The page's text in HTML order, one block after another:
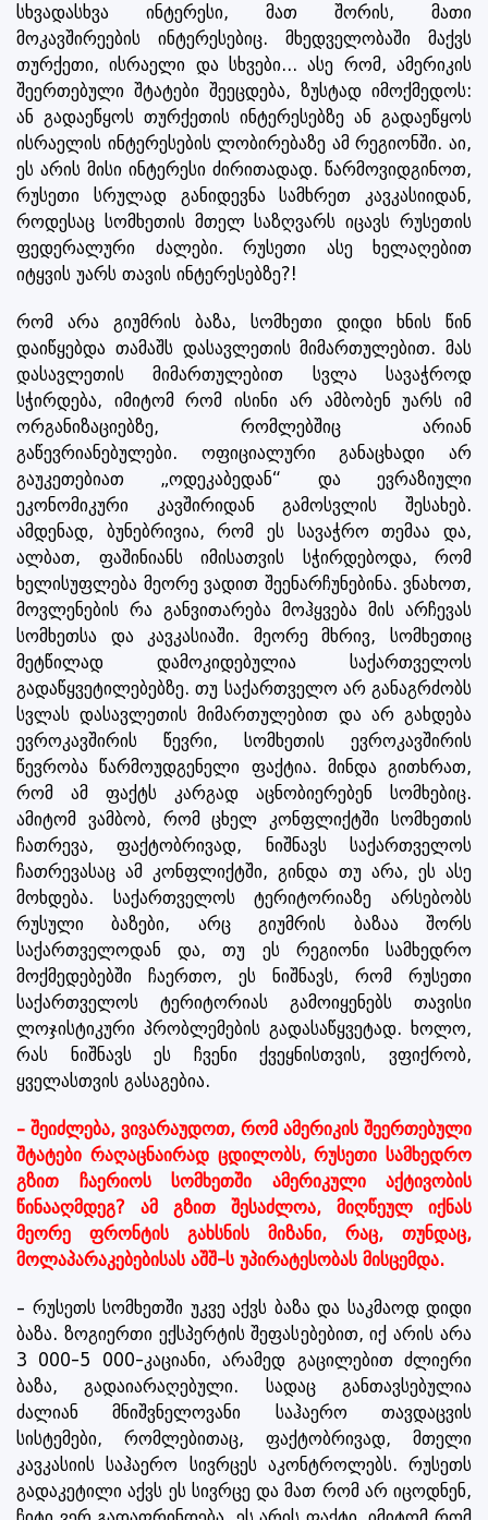
სხვადასხვა ინტერესი, მათ შორის, მათი
მოკავშირეების ინტერესებიც. მხედველობაში მაქვს
თურქეთი, ისრაელი და სხვები... ასე რომ, ამერიკის
შეერთებული შტატები შეეცდება, ზუსტად იმოქმედოს:
ან გადაეწყოს თურქეთის ინტერესებზე ან გადაეწყოს
ისრაელის ინტერესების ლობირებაზე ამ რეგიონში. აი,
ეს არის მისი ინტერესი ძირითადად. წარმოვიდგინოთ,
რუსეთი სრულად განიდევნა სამხრეთ კავკასიიდან,
როდესაც სომხეთის მთელ საზღვარს იცავს რუსეთის
ფედერალური ძალები. რუსეთი ასე ხელაღებით
იტყვის უარს თავის ინტერესებზე?!
რომ არა გიუმრის ბაზა, სომხეთი დიდი ხნის წინ
დაიწყებდა თამაშს დასავლეთის მიმართულებით. მას
დასავლეთის მიმართულებით სვლა სავაჭროდ
სჭირდება, იმიტომ რომ ისინი არ ამბობენ უარს იმ
ორგანიზაციებზე, რომლებშიც არიან
გაწევრიანებულები. ოფიციალური განაცხადი არ
გაუკეთებიათ „ოდეკაბედან“ და ევრაზიული
ეკონომიკური კავშირიდან გამოსვლის შესახებ.
ამდენად, ბუნებრივია, რომ ეს სავაჭრო თემაა და,
ალბათ, ფაშინიანს იმისათვის სჭირდებოდა, რომ
ხელისუფლება მეორე ვადით შეენარჩუნებინა. ვნახოთ,
მოვლენების რა განვითარება მოჰყვება მის არჩევას
სომხეთსა და კავკასიაში. მეორე მხრივ, სომხეთიც
მეტწილად დამოკიდებულია საქართველოს
გადაწყვეტილებებზე. თუ საქართველო არ განაგრძობს
სვლას დასავლეთის მიმართულებით და არ გახდება
ევროკავშირის წევრი, სომხეთის ევროკავშირის
წევრობა წარმოუდგენელი ფაქტია. მინდა გითხრათ,
რომ ამ ფაქტს კარგად აცნობიერებენ სომხებიც.
ამიტომ ვამბობ, რომ ცხელ კონფლიქტში სომხეთის
ჩათრევა, ფაქტობრივად, ნიშნავს საქართველოს
ჩათრევასაც ამ კონფლიქტში, გინდა თუ არა, ეს ასე
მოხდება. საქართველოს ტერიტორიაზე არსებობს
რუსული ბაზები, არც გიუმრის ბაზაა შორს
საქართველოდან და, თუ ეს რეგიონი სამხედრო
მოქმედებებში ჩაერთო, ეს ნიშნავს, რომ რუსეთი
საქართველოს ტერიტორიას გამოიყენებს თავისი
ლოჯისტიკური პრობლემების გადასაწყვეტად. ხოლო,
რას ნიშნავს ეს ჩვენი ქვეყნისთვის, ვფიქრობ,
ყველასთვის გასაგებია.
– შეიძლება, ვივარაუდოთ, რომ ამერიკის შეერთებული
შტატები რაღაცნაირად ცდილობს, რუსეთი სამხედრო
გზით ჩაერიოს სომხეთში ამერიკული აქტივობის
წინააღმდეგ? ამ გზით შესაძლოა, მიღწეულ იქნას
მეორე ფრონტის გახსნის მიზანი, რაც, თუნდაც,
მოლაპარაკებებისას აშშ-ს უპირატესობას მისცემდა.
– რუსეთს სომხეთში უკვე აქვს ბაზა და საკმაოდ დიდი
ბაზა. ზოგიერთი ექსპერტის შეფასებებით, იქ არის არა
3 000-5 000-კაციანი, არამედ გაცილებით ძლიერი
ბაზა, გადაიარაღებული. სადაც განთავსებულია
ძალიან მნიშვნელოვანი საჰაერო თავდაცვის
სისტემები, რომლებითაც, ფაქტობრივად, მთელი
კავკასიის საჰაერო სივრცეს აკონტროლებს. რუსეთს
გადაკეტილი აქვს ეს სივრცე და მათ რომ არ იცოდნენ,